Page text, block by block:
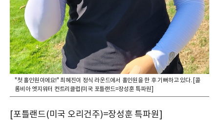
"첫 홀인원이에요!" 최혜진이 정식 라운드에서 홀인원을 한 후 기뻐하고 있다. [콜
롬비아 엣지워터 컨트리클럽(미국 포틀랜드=장성훈 특파원]
[포틀랜드(미국 오리건주)=장성훈 특파원]